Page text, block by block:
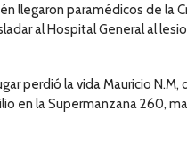
llegaron paramédicos de la
al Hospital General al
perdió la vida Mauricio
en la Supermanzana 260,